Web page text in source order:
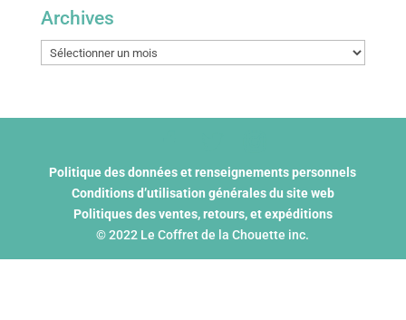
Archives
Archives
Politique des données et renseignements personnels
Conditions d’utilisation générales du site web
Politiques des ventes, retours, et expéditions
© 2022 Le Coffret de la Chouette inc.